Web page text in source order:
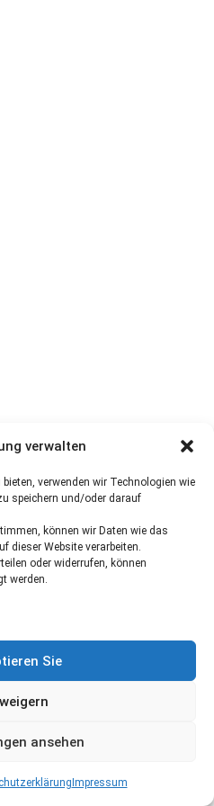
verwalten
verwenden wir Technologien wie
speichern und/oder darauf
können wir Daten wie das
dieser Website verarbeiten.
oder widerrufen, können
werden.
Sie
ansehen
Impressum